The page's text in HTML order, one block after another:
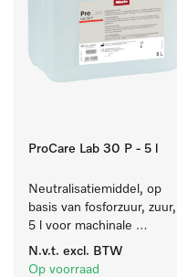
ProCare Lab 30 P - 5 l
Neutralisatiemiddel, op
basis van fosforzuur, zuur,
5 l voor machinale
reiniging van
laboratoriumglaswerk en -
N.v.t. excl. BTW
Op voorraad